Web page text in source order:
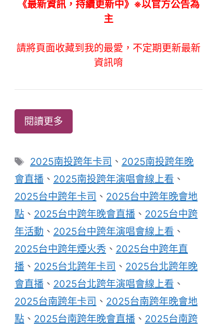
《最新資訊，持續更新中》※以官方公告為
主
請將頁面收藏到我的最愛，不定期更新最新
資訊唷
閱讀更多
標
籤
2025南投跨年卡司 、 2025南投跨年晚
會直播 、 2025南投跨年演唱會線上看 、
2025台中跨年卡司 、 2025台中跨年晚會地
點 、 2025台中跨年晚會直播 、 2025台中跨
年活動 、 2025台中跨年演唱會線上看 、
2025台中跨年煙火秀 、 2025台中跨年直
播 、 2025台北跨年卡司 、 2025台北跨年晚
會直播 、 2025台北跨年演唱會線上看 、
2025台南跨年卡司 、 2025台南跨年晚會地
點 、 2025台南跨年晚會直播 、 2025台南跨